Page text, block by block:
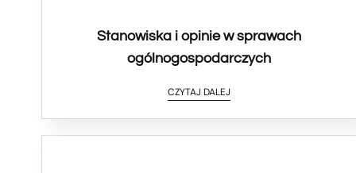
Stanowiska i opinie w sprawach
ogólnogospodarczych
CZYTAJ DALEJ